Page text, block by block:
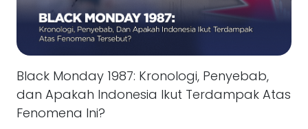
Black Monday 1987: Kronologi, Penyebab,
dan Apakah Indonesia Ikut Terdampak Atas
Fenomena Ini?